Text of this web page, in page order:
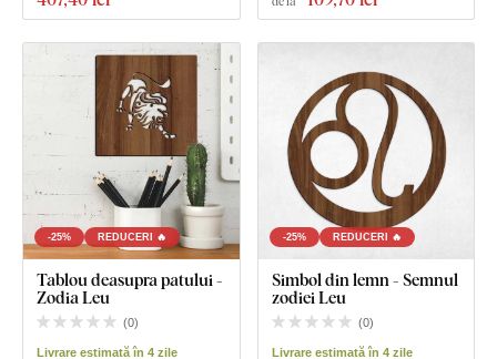
-25% REDUCERI 🔥
Tablou deasupra patului -
Zodia Leu
(0)
Livrare estimată în 4 zile
-25% REDUCERI 🔥
Simbol din lemn - Semnul
zodiei Leu
(0)
Livrare estimată în 4 zile